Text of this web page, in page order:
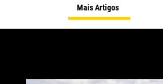
Mais Artigos